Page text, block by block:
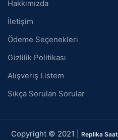
Hakkımızda
İletişim
Ödeme Seçenekleri
Gizlilik Politikası
Alışveriş Listem
Sıkça Sorulan Sorular
Copyright © 2021 | Replika Saat